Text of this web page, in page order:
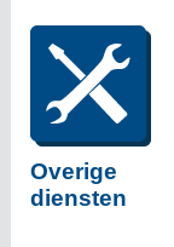
Overige
diensten